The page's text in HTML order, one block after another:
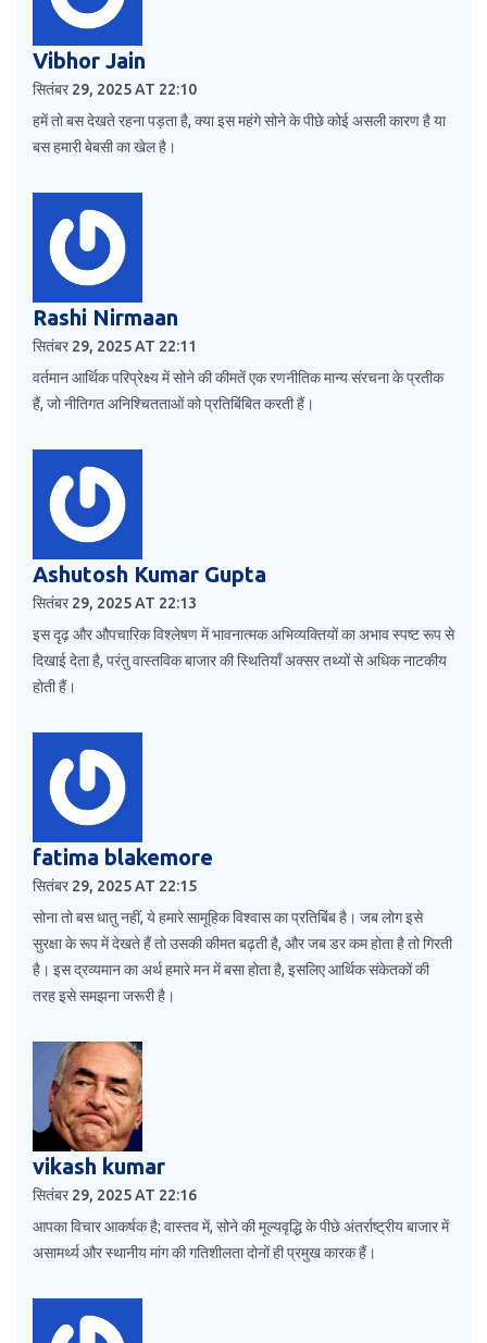
Vibhor Jain
सितंबर 29, 2025 AT 22:10
हमें तो बस देखते रहना पड़ता है, क्या इस महंगे सोने के पीछे कोई असली कारण है या
बस हमारी बेबसी का खेल है।
Rashi Nirmaan
सितंबर 29, 2025 AT 22:11
वर्तमान आर्थिक परिप्रेक्ष्य में सोने की कीमतें एक रणनीतिक मान्य संरचना के प्रतीक
हैं, जो नीतिगत अनिश्चितताओं को प्रतिबिंबित करती हैं।
Ashutosh Kumar Gupta
सितंबर 29, 2025 AT 22:13
इस दृढ़ और औपचारिक विश्लेषण में भावनात्मक अभिव्यक्तियों का अभाव स्पष्ट रूप से
दिखाई देता है, परंतु वास्तविक बाजार की स्थितियाँ अक्सर तथ्यों से अधिक नाटकीय
होती हैं।
fatima blakemore
सितंबर 29, 2025 AT 22:15
सोना तो बस धातु नहीं, ये हमारे सामूहिक विश्वास का प्रतिबिंब है। जब लोग इसे
सुरक्षा के रूप में देखते हैं तो उसकी कीमत बढ़ती है, और जब डर कम होता है तो गिरती
है। इस द्रव्यमान का अर्थ हमारे मन में बसा होता है, इसलिए आर्थिक संकेतकों की
तरह इसे समझना जरूरी है।
vikash kumar
सितंबर 29, 2025 AT 22:16
आपका विचार आकर्षक है; वास्तव में, सोने की मूल्यवृद्धि के पीछे अंतर्राष्ट्रीय बाजार में
असामर्थ्य और स्थानीय मांग की गतिशीलता दोनों ही प्रमुख कारक हैं।